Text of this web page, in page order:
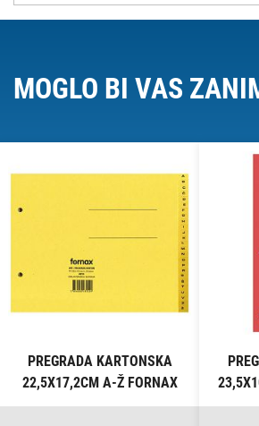
MOGLO BI VAS
PREGRADA KARTONSKA
22,5X17,2CM A-Ž FORNAX
ŽUTA